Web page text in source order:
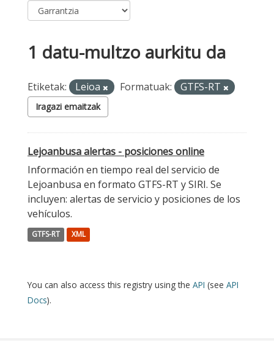
1 datu-multzo aurkitu da
Etiketak: Leioa Formatuak: GTFS-RT
Iragazi emaitzak
Lejoanbusa alertas - posiciones online
Información en tiempo real del servicio de
Lejoanbusa en formato GTFS-RT y SIRI. Se
incluyen: alertas de servicio y posiciones de los
vehículos.
GTFS-RT XML
You can also access this registry using the API (see API
Docs).